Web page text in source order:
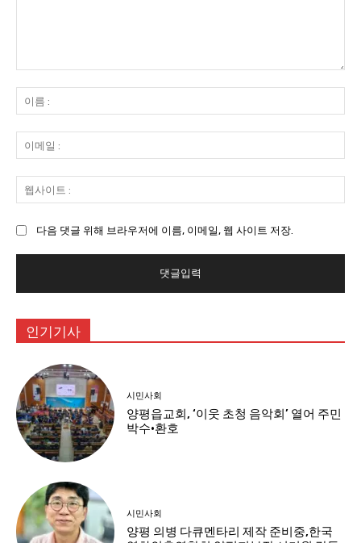
:
름
:
메
일
사
:
다음 댓글 위해 브라우저에 이름, 이메일, 웹 사이트 저장.
인기기사
시민사회
양평읍교회, ‘이웃 초청 음악회’ 열어 주민
박수·환호
시민사회
양평 의병 다큐멘타리 제작 준비중,한국